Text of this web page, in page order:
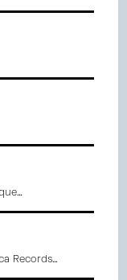
Records